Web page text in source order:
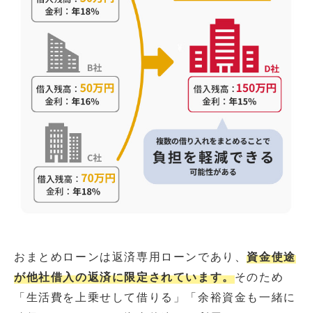
おまとめローンは返済専用ローンであり、資金使途
が他社借入の返済に限定されています。そのため
「生活費を上乗せして借りる」「余裕資金も一緒に